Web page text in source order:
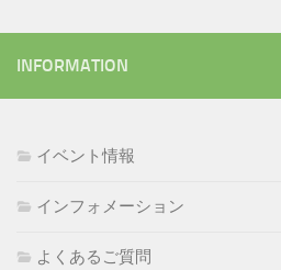
INFORMATION
イベント情報
インフォメーション
よくあるご質問